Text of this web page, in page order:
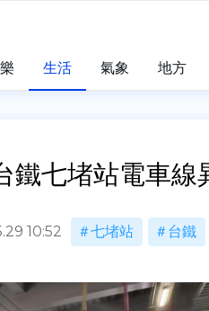
生活 氣象 地方
鐵七堵站電車線
10:52 七堵站 台鐵